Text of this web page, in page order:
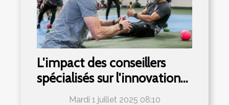
L'impact des conseillers
spécialisés sur l'innovation
et la performance dans le
Mardi 1 juillet 2025 08:10